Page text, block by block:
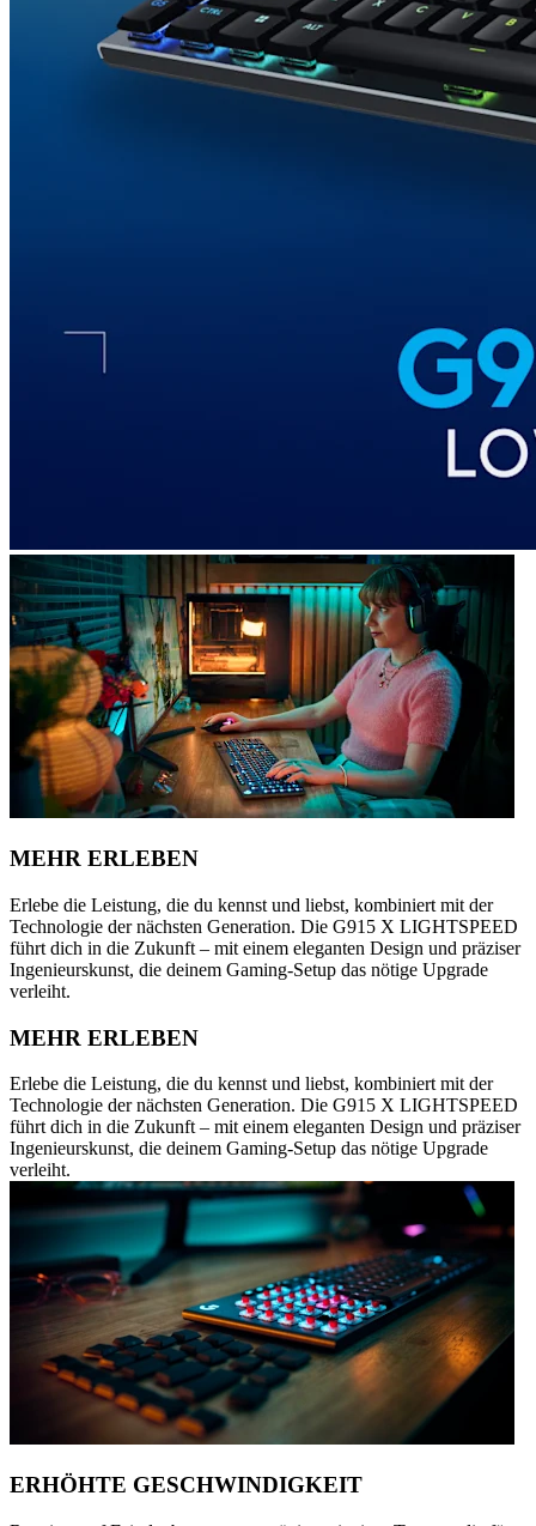
MEHR ERLEBEN
Erlebe die Leistung, die du kennst und liebst, kombiniert mit der
Technologie der nächsten Generation. Die G915 X LIGHTSPEED
führt dich in die Zukunft – mit einem eleganten Design und präziser
Ingenieurskunst, die deinem Gaming-Setup das nötige Upgrade
verleiht.
MEHR ERLEBEN
Erlebe die Leistung, die du kennst und liebst, kombiniert mit der
Technologie der nächsten Generation. Die G915 X LIGHTSPEED
führt dich in die Zukunft – mit einem eleganten Design und präziser
Ingenieurskunst, die deinem Gaming-Setup das nötige Upgrade
verleiht.
ERHÖHTE GESCHWINDIGKEIT